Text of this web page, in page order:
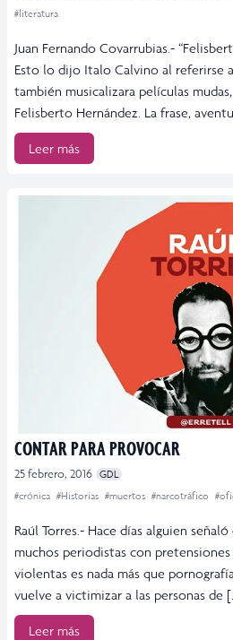
#literatura
Juan Fernando Covarrubias.-
Esto lo dijo Italo Calvino al referirse
también musicalizara películas
Felisberto Hernández. La frase,
Leer más
CONTAR PARA PROVOCAR
25 febrero, 2016 GDL
#crónica #Historias #muertos #narcotráfico
Raúl Torres.- Hace días alguien
muchos periodistas con
violentas es nada más que
vuelve a victimizar a las personas de
Leer más